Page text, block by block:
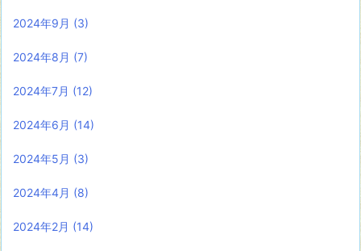
2024年9月 (3)
2024年8月 (7)
2024年7月 (12)
2024年6月 (14)
2024年5月 (3)
2024年4月 (8)
2024年2月 (14)